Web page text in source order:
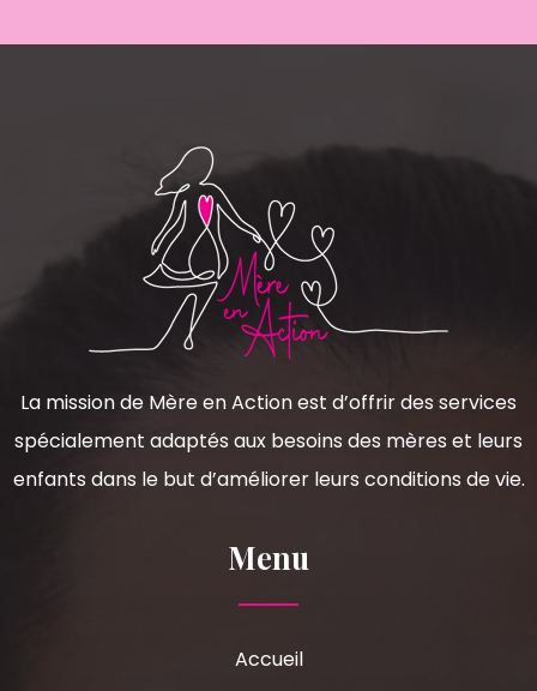
La mission de Mère en Action est d’offrir des services
spécialement adaptés aux besoins des mères et leurs
enfants dans le but d’améliorer leurs conditions de vie.
Menu
Accueil